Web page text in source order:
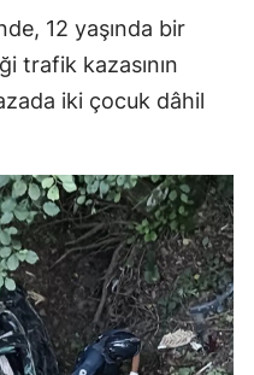
12 yaşında bir
trafik kazasının
iki çocuk dâhil